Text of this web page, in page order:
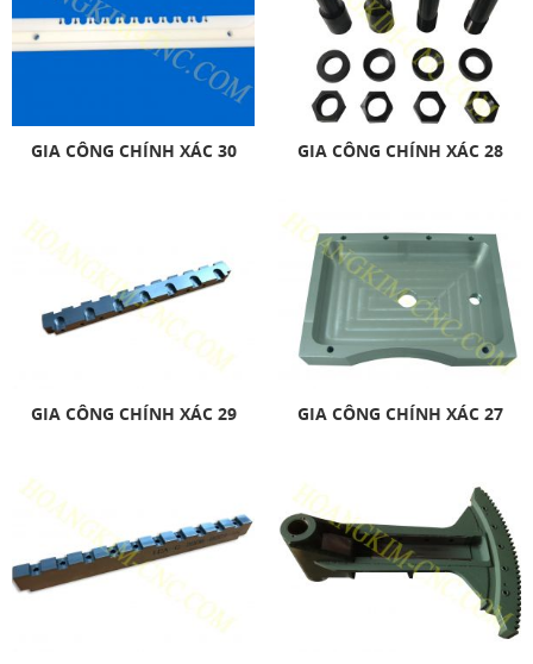
GIA CÔNG CHÍNH XÁC 30 GIA CÔNG CHÍNH XÁC 28
GIA CÔNG CHÍNH XÁC 29 GIA CÔNG CHÍNH XÁC 27